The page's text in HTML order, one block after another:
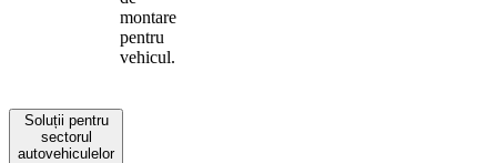
montare
pentru
vehicul.
Soluții pentru
sectorul
autovehiculelor